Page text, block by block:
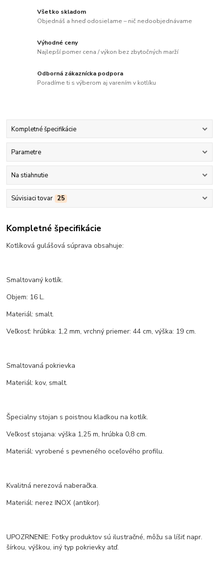
Všetko skladom
Objednáš a hneď odosielame – nič nedoobjednávame
Výhodné ceny
Najlepší pomer cena / výkon bez zbytočných marží
Odborná zákaznícka podpora
Poradíme ti s výberom aj varením v kotlíku
Kompletné špecifikácie
Parametre
Na stiahnutie
Súvisiaci tovar 25
Kompletné špecifikácie
Kotlíková gulášová súprava obsahuje:
Smaltovaný kotlík.
Objem: 16 L.
Materiál: smalt.
Veľkosť: hrúbka: 1,2 mm, vrchný priemer: 44 cm, výška: 19 cm.
Smaltovaná pokrievka
Materiál: kov, smalt.
Špecialny stojan s poistnou kladkou na kotlík.
Veľkosť stojana: výška 1,25 m, hrúbka 0,8 cm.
Materiál: vyrobené s pevneného oceľového profilu.
Kvalitná nerezová naberačka.
Materiál: nerez INOX (antikor).
UPOZRNENIE: Fotky produktov sú ilustračné, môžu sa líšiť napr.
šírkou, výškou, iný typ pokrievky atď.